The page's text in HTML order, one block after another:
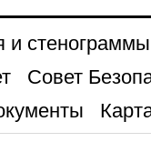
и стенограммы
Совет